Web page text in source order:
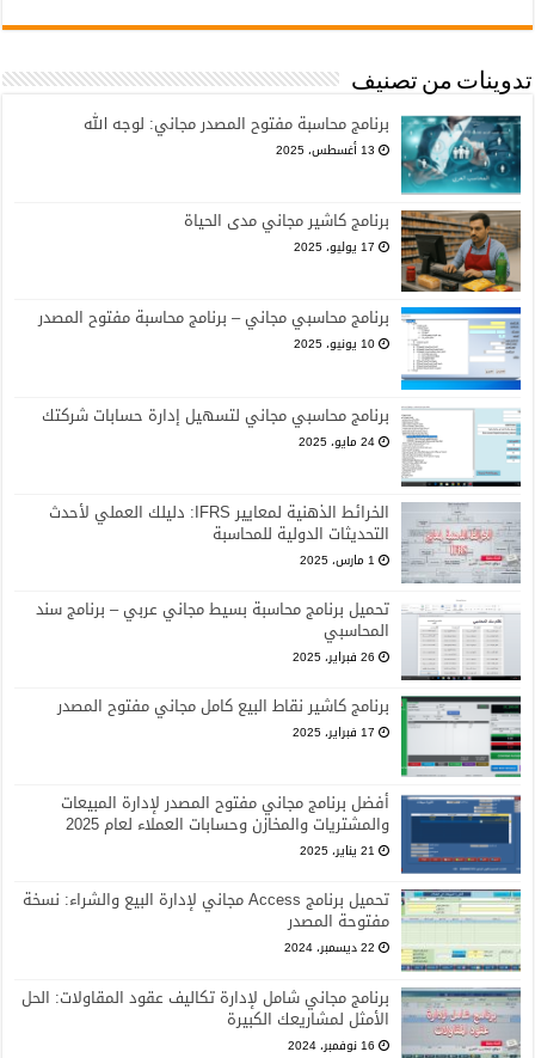
تدوينات من تصنيف
برنامج محاسبة مفتوح المصدر مجاني: لوجه الله
13 أغسطس، 2025
برنامج كاشير مجاني مدى الحياة
17 يوليو، 2025
برنامج محاسبي مجاني – برنامج محاسبة مفتوح المصدر
10 يونيو، 2025
برنامج محاسبي مجاني لتسهيل إدارة حسابات شركتك
24 مايو، 2025
الخرائط الذهنية لمعايير IFRS: دليلك العملي لأحدث
التحديثات الدولية للمحاسبة
1 مارس، 2025
تحميل برنامج محاسبة بسيط مجاني عربي – برنامج سند
المحاسبي
26 فبراير، 2025
برنامج كاشير نقاط البيع كامل مجاني مفتوح المصدر
17 فبراير، 2025
أفضل برنامج مجاني مفتوح المصدر لإدارة المبيعات
والمشتريات والمخازن وحسابات العملاء لعام 2025
21 يناير، 2025
تحميل برنامج Access مجاني لإدارة البيع والشراء: نسخة
مفتوحة المصدر
22 ديسمبر، 2024
برنامج مجاني شامل لإدارة تكاليف عقود المقاولات: الحل
الأمثل لمشاريعك الكبيرة
16 نوفمبر، 2024